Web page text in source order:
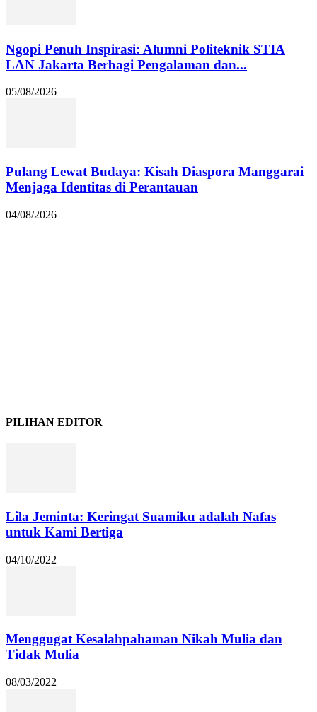
Ngopi Penuh Inspirasi: Alumni Politeknik STIA
LAN Jakarta Berbagi Pengalaman dan...
05/08/2026
Pulang Lewat Budaya: Kisah Diaspora Manggarai
Menjaga Identitas di Perantauan
04/08/2026
PILIHAN EDITOR
Lila Jeminta: Keringat Suamiku adalah Nafas
untuk Kami Bertiga
04/10/2022
Menggugat Kesalahpahaman Nikah Mulia dan
Tidak Mulia
08/03/2022